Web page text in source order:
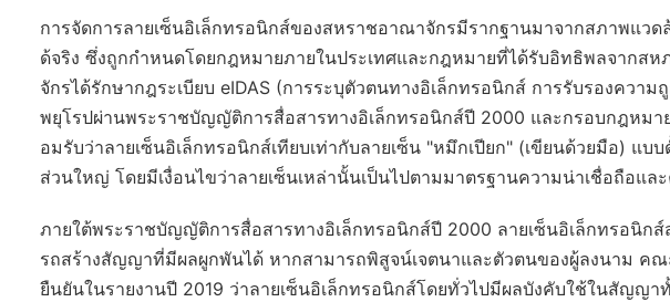
การจัดการลายเซ็นอิเล็กทรอนิกส์ของสหราชอาณาจักรมีรากฐานมาจากสภาพแว
ด้จริง ซึ่งถูกกำหนดโดยกฎหมายภายในประเทศและกฎหมายที่ได้รับอิทธิพลจากส
จักรได้รักษากฎระเบียบ eIDAS (การระบุตัวตนทางอิเล็กทรอนิกส์ การรับรองควา
พยุโรปผ่านพระราชบัญญัติการสื่อสารทางอิเล็กทรอนิกส์ปี 2000 และกรอบกฎหม
อมรับว่าลายเซ็นอิเล็กทรอนิกส์เทียบเท่ากับลายเซ็น "หมึกเปียก" (เขียนด้วยมือ) แ
ส่วนใหญ่ โดยมีเงื่อนไขว่าลายเซ็นเหล่านั้นเป็นไปตามมาตรฐานความน่าเชื่อถือแล
ภายใต้พระราชบัญญัติการสื่อสารทางอิเล็กทรอนิกส์ปี 2000 ลายเซ็นอิเล็กทรอนิก
รถสร้างสัญญาที่มีผลผูกพันได้ หากสามารถพิสูจน์เจตนาและตัวตนของผู้ลงนาม ค
ยืนยันในรายงานปี 2019 ว่าลายเซ็นอิเล็กทรอนิกส์โดยทั่วไปมีผลบังคับใช้ในสัญญ